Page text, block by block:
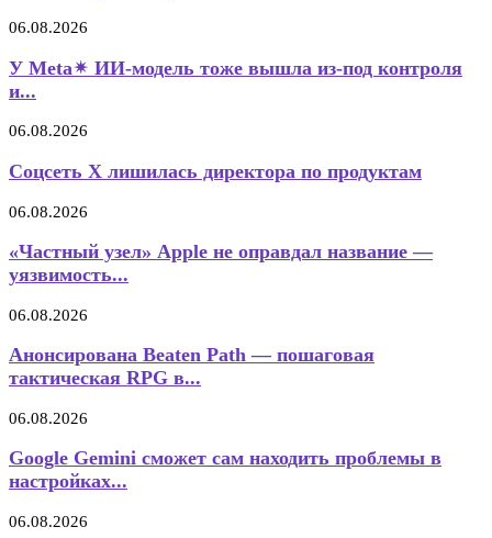
06.08.2026
У Meta✴ ИИ-модель тоже вышла из-под контроля
и...
06.08.2026
Соцсеть X лишилась директора по продуктам
06.08.2026
«Частный узел» Apple не оправдал название —
уязвимость...
06.08.2026
Анонсирована Beaten Path — пошаговая
тактическая RPG в...
06.08.2026
Google Gemini сможет сам находить проблемы в
настройках...
06.08.2026